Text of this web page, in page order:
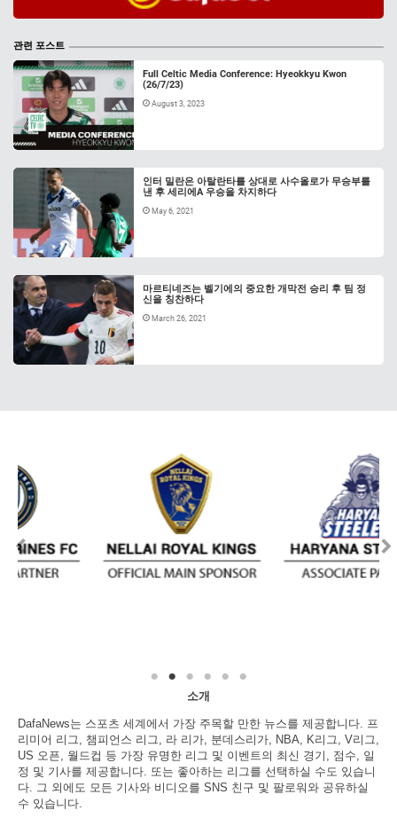
관련 포스트
Full Celtic Media Conference: Hyeokkyu Kwon
(26/7/23)
August 3, 2023
인터 밀란은 아탈란타를 상대로 사수올로가 무승부를
낸 후 세리에A 우승을 차지하다
May 6, 2021
마르티네즈는 벨기에의 중요한 개막전 승리 후 팀 정
신을 칭찬하다
March 26, 2021
소개
DafaNews는 스포츠 세계에서 가장 주목할 만한 뉴스를 제공합니다. 프
리미어 리그, 챔피언스 리그, 라 리가, 분데스리가, NBA, K리그, V리그,
US 오픈, 월드컵 등 가장 유명한 리그 및 이벤트의 최신 경기, 점수, 일
정 및 기사를 제공합니다. 또는 좋아하는 리그를 선택하실 수도 있습니
다. 그 외에도 모든 기사와 비디오를 SNS 친구 및 팔로워와 공유하실
수 있습니다.